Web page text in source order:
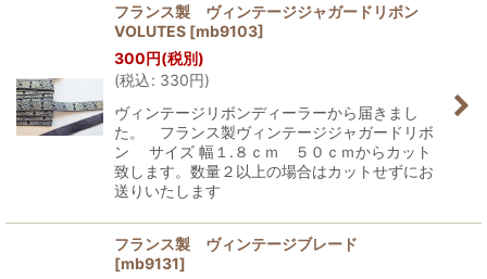
フランス製 ヴィンテージジャガードリボン
VOLUTES [mb9103]
300円(税別)
(税込: 330円)
ヴィンテージリボンディーラーから届きまし
た。 フランス製ヴィンテージジャガードリボ
ン サイズ 幅１.８ｃｍ ５０ｃｍからカット
致します。数量２以上の場合はカットせずにお
送りいたします
フランス製 ヴィンテージブレード
[mb9131]